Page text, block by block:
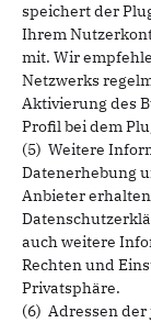
speichert der
Ihrem
mit. Wir
Netzwerks
Aktivierung des
Profil bei dem
(5) Weitere
Datenerhebung
Anbieter
auch weitere
Rechten und
Privatsphäre.
(6) Adressen